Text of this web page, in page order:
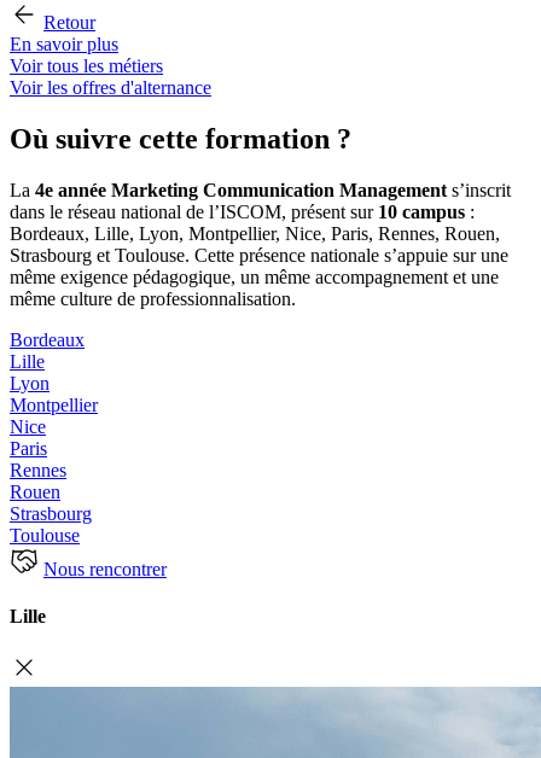
Retour
En savoir plus
Voir tous les métiers
Voir les offres d'alternance
Où suivre cette formation ?
La 4e année Marketing Communication Management s’inscrit
dans le réseau national de l’ISCOM, présent sur 10 campus :
Bordeaux, Lille, Lyon, Montpellier, Nice, Paris, Rennes, Rouen,
Strasbourg et Toulouse. Cette présence nationale s’appuie sur une
même exigence pédagogique, un même accompagnement et une
même culture de professionnalisation.
Bordeaux
Lille
Lyon
Montpellier
Nice
Paris
Rennes
Rouen
Strasbourg
Toulouse
Nous rencontrer
Lille